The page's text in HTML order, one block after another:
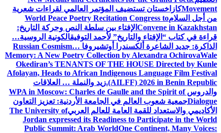
Movementكازاخستان تستضيف المؤتمر العالمي لقراءات شعرية
من أجل السلامWorld Peace Poetry Recitation Congress to
Convene in Kazakhstan الإفتاء بين سلطة النص وحركة التاريخ:
قراءة في كتاب “الإفتاء والتاريخ” لأحمد التوفيقالكونية الروسية…
الذاكرة: جديد الشاعرة ألكسندرا أوتشيروفا Russian Cosmism…
Memory: A New Poetry Collection by Alexandra OchirovaWale
Okediran’s TENANTS OF THE HOUSE Directed by Kunle
Afolayan, Heads to African Indigenous Language Film Festival
(AILFF) 2026 in Benin Republic. زيد والنملة … العلاقات
والدروسWPA in Moscow: Charles de Gaulle and the Spirit of
Dialogueجمعية شعوب العالم في الجامعة الأردنية: تعزيز التعاون
الأكاديمي والاستعداد للقمة العامة للعالم العربيThe University of
Jordan expressed its Readiness to Participate in the World
Public Summit: Arab WorldOne Continent, Many Voices: